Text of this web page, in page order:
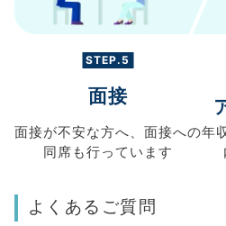
STEP.5
面接
面接が不安な方へ、 面接への
同席も行っています
年
よくあるご質問